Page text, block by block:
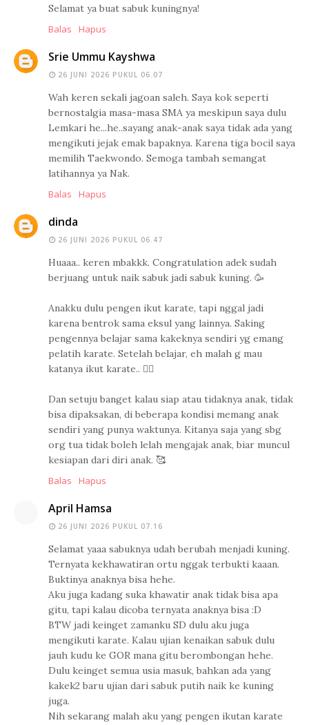
Selamat ya buat sabuk kuningnya!
Balas
Hapus
Srie Ummu Kayshwa
26 JUNI 2026 PUKUL 06.07
Wah keren sekali jagoan saleh. Saya kok seperti
bernostalgia masa-masa SMA ya meskipun saya dulu
Lemkari he...he..sayang anak-anak saya tidak ada yang
mengikuti jejak emak bapaknya. Karena tiga bocil saya
memilih Taekwondo. Semoga tambah semangat
latihannya ya Nak.
Balas
Hapus
dinda
26 JUNI 2026 PUKUL 06.47
Huaaa.. keren mbakkk. Congratulation adek sudah
berjuang untuk naik sabuk jadi sabuk kuning. 🥳
Anakku dulu pengen ikut karate, tapi nggal jadi
karena bentrok sama eksul yang lainnya. Saking
pengennya belajar sama kakeknya sendiri yg emang
pelatih karate. Setelah belajar, eh malah g mau
katanya ikut karate.. 😮‍💨
Dan setuju banget kalau siap atau tidaknya anak, tidak
bisa dipaksakan, di beberapa kondisi memang anak
sendiri yang punya waktunya. Kitanya saja yang sbg
org tua tidak boleh lelah mengajak anak, biar muncul
kesiapan dari diri anak. 🥰
Balas
Hapus
April Hamsa
26 JUNI 2026 PUKUL 07.16
Selamat yaaa sabuknya udah berubah menjadi kuning.
Ternyata kekhawatiran ortu nggak terbukti kaaan.
Buktinya anaknya bisa hehe.
Aku juga kadang suka khawatir anak tidak bisa apa
gitu, tapi kalau dicoba ternyata anaknya bisa :D
BTW jadi keinget zamanku SD dulu aku juga
mengikuti karate. Kalau ujian kenaikan sabuk dulu
jauh kudu ke GOR mana gitu berombongan hehe.
Dulu keinget semua usia masuk, bahkan ada yang
kakek2 baru ujian dari sabuk putih naik ke kuning
juga.
Nih sekarang malah aku yang pengen ikutan karate